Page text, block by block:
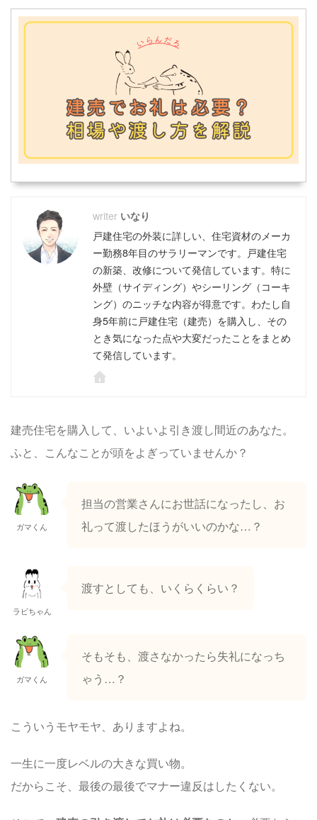
いなり
戸建住宅の外装に詳しい、住宅資材のメーカ
ー勤務8年目のサラリーマンです。戸建住宅
の新築、改修について発信しています。特に
外壁（サイディング）やシーリング（コーキ
ング）のニッチな内容が得意です。わたし自
身5年前に戸建住宅（建売）を購入し、その
とき気になった点や大変だったことをまとめ
て発信しています。
建売住宅を購入して、いよいよ引き渡し間近のあなた。
ふと、こんなことが頭をよぎっていませんか？
ガマくん
担当の営業さんにお世話になったし、お
礼って渡したほうがいいのかな…？
ラビちゃん
渡すとしても、いくらくらい？
ガマくん
そもそも、渡さなかったら失礼になっち
ゃう…？
こういうモヤモヤ、ありますよね。
一生に一度レベルの大きな買い物。
だからこそ、最後の最後でマナー違反はしたくない。